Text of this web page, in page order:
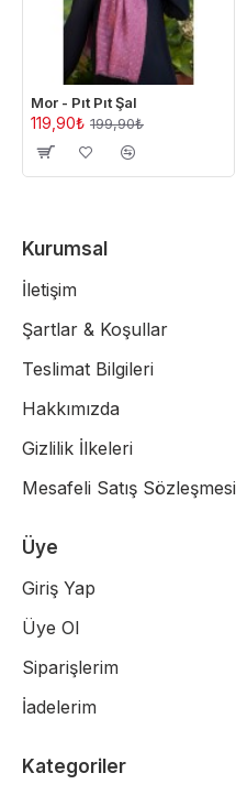
Mor - Pıt Pıt Şal
119,90₺ 199,90₺
Kurumsal
İletişim
Şartlar & Koşullar
Teslimat Bilgileri
Hakkımızda
Gizlilik İlkeleri
Mesafeli Satış Sözleşmesi
Üye
Giriş Yap
Üye Ol
Siparişlerim
İadelerim
Kategoriler